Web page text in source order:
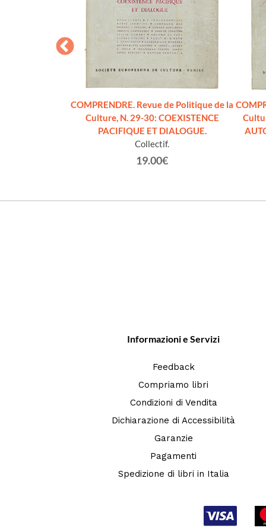
COMPRENDRE. Revue de Politique de la
Culture, N. 29-30: COEXISTENCE
PACIFIQUE ET DIALOGUE.
Collectif.
19.00€
Informazioni e Servizi
Feedback
Compriamo libri
Condizioni di Vendita
Dichiarazione di Accessibilità
Garanzie
Pagamenti
Spedizione di libri in Italia